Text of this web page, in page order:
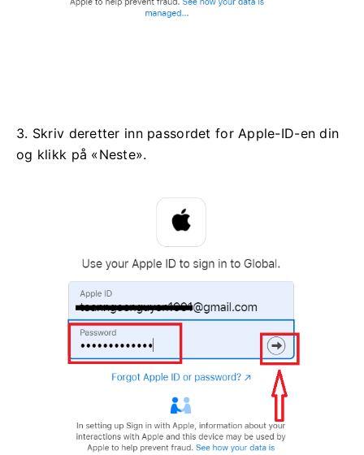
3. Skriv deretter inn passordet for Apple-ID-en din
og klikk på «Neste».